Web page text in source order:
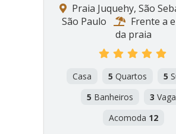
Praia Juquehy, São
São Paulo
Frente a
da praia
Casa 5 Quartos 5
5 Banheiros 3
Acomoda 12